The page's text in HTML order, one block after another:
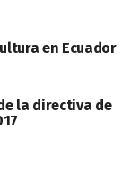
en Ecuador
la directiva de